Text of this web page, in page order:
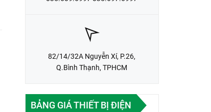
82/14/32A Nguyễn Xí, P.26,
Q.Bình Thạnh, TPHCM
BẢNG GIÁ THIẾT BỊ ĐIỆN